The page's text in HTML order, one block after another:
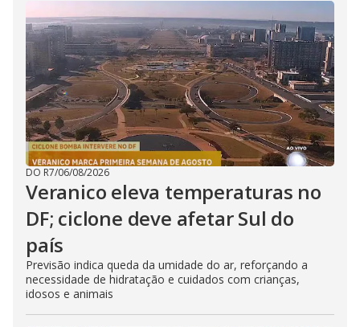
DO R7/06/08/2026
Veranico eleva temperaturas no
DF; ciclone deve afetar Sul do
país
Previsão indica queda da umidade do ar, reforçando a
necessidade de hidratação e cuidados com crianças,
idosos e animais